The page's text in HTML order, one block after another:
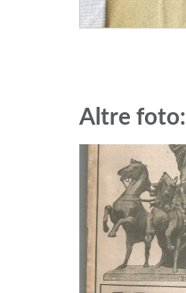
Altre foto: